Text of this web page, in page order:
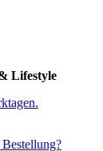
Lifestyle